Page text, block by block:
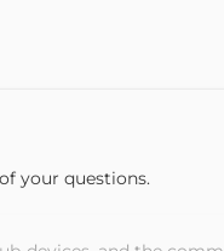
your questions.